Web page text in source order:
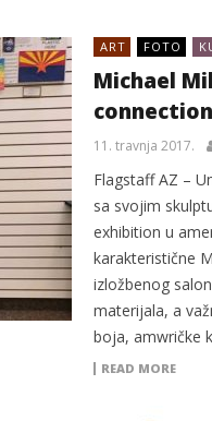
ART FOTO
Michael
connection
11. travnja 2017.
Flagstaff AZ –
sa svojim
exhibition u
karakteristične
izložbenog
materijala, a
boja, amwričke
READ MORE